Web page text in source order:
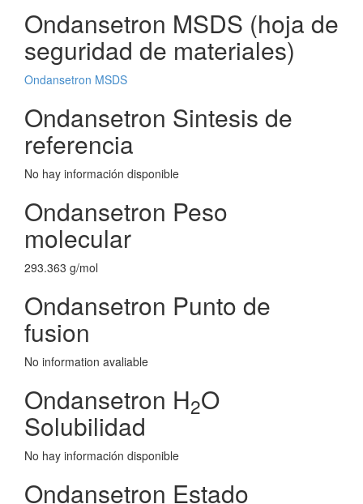
Ondansetron MSDS (hoja de
seguridad de materiales)
Ondansetron MSDS
Ondansetron Sintesis de
referencia
No hay información disponible
Ondansetron Peso
molecular
293.363 g/mol
Ondansetron Punto de
fusion
No information avaliable
Ondansetron H2O
Solubilidad
No hay información disponible
Ondansetron Estado